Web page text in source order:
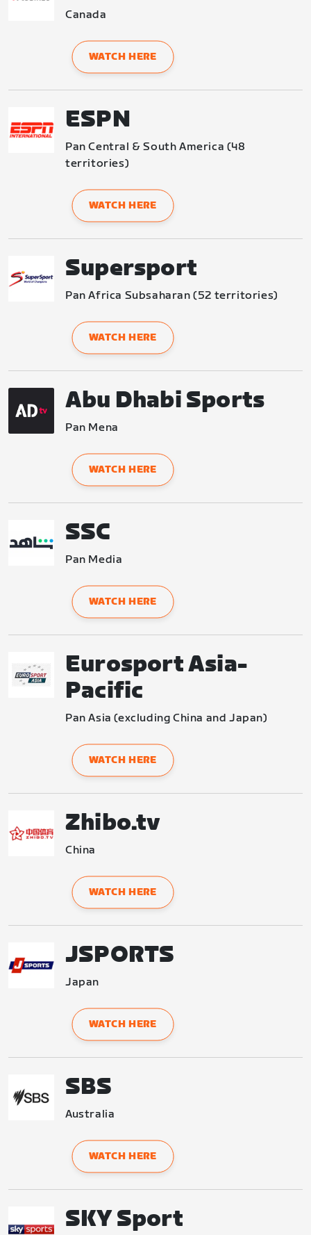
Canada
WATCH HERE
ESPN
Pan Central & South America (48
territories)
WATCH HERE
Supersport
Pan Africa Subsaharan (52 territories)
WATCH HERE
Abu Dhabi Sports
Pan Mena
WATCH HERE
SSC
Pan Media
WATCH HERE
Eurosport Asia-
Pacific
Pan Asia (excluding China and Japan)
WATCH HERE
Zhibo.tv
China
WATCH HERE
JSPORTS
Japan
WATCH HERE
SBS
Australia
WATCH HERE
SKY Sport